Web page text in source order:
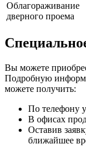
Облагораживание
дверного проема
Вы можете
Подробную
можете получить:
По телефону
В офисах
Оставив
ближайшее